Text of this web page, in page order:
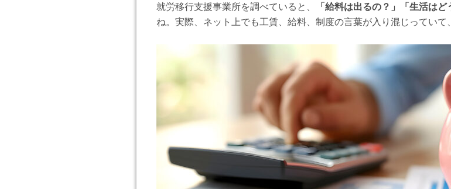
就労移行支援事業所を調べていると、 「給料は出るの？」「生活は
ね。実際、ネット上でも工賃、給料、制度の言葉が入り混じっていて